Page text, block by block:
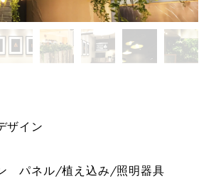
ザイン
パネル/植え込み/照明器具